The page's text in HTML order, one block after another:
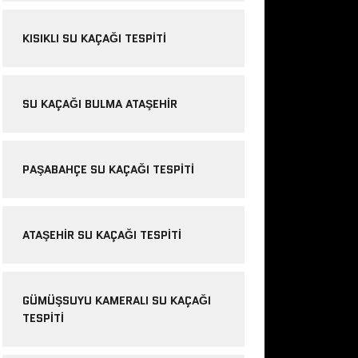
KISIKLI SU KAÇAĞI TESPITI
SU KAÇAĞI BULMA ATAŞEHIR
PAŞABAHÇE SU KAÇAĞI TESPITI
ATAŞEHIR SU KAÇAĞI TESPITI
GÜMÜŞSUYU KAMERALI SU KAÇAĞI
TESPITI